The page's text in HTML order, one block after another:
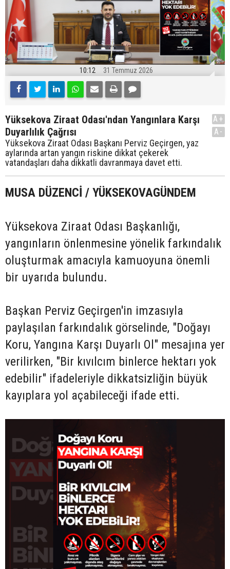
10:12 31 Temmuz 2026
Yüksekova Ziraat Odası'ndan Yangınlara Karşı
Duyarlılık Çağrısı
Yüksekova Ziraat Odası Başkanı Perviz Geçirgen, yaz
aylarında artan yangın riskine dikkat çekerek
vatandaşları daha dikkatli davranmaya davet etti.
A+
A-
MUSA DÜZENCİ / YÜKSEKOVAGÜNDEM
Yüksekova Ziraat Odası Başkanlığı,
yangınların önlenmesine yönelik farkındalık
oluşturmak amacıyla kamuoyuna önemli
bir uyarıda bulundu.
Başkan Perviz Geçirgen'in imzasıyla
paylaşılan farkındalık görselinde, "Doğayı
Koru, Yangına Karşı Duyarlı Ol" mesajına yer
verilirken, "Bir kıvılcım binlerce hektarı yok
edebilir" ifadeleriyle dikkatsizliğin büyük
kayıplara yol açabileceği ifade etti.